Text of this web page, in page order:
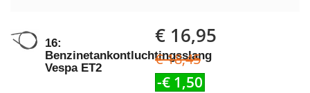
16:
Benzinetankontluchtingsslang
Vespa ET2
€ 16,95
€ 18,45
-€ 1,50